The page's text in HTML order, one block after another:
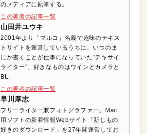
のメディアに執筆する。
この著者の記事一覧
山田井ユウキ
2001年より「マルコ」名義で趣味のテキス
トサイトを運営しているうちに、いつのま
にか書くことが仕事になっていた“テキサイ
ライター”。好きなものはワインとカメラと
BL。
この著者の記事一覧
早川厚志
フリーライター兼フォトグラファー。Mac
用ソフトの新着情報Webサイト「新しもの
好きのダウンロード」を27年間運営してお